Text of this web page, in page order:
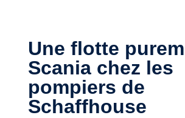
Une flotte purement
Scania chez les
pompiers de
Schaffhouse